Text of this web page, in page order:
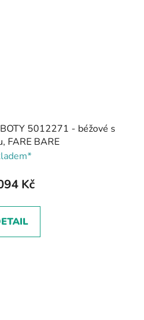
BOTY 5012271 - béžové s
FARE BARE
Kč